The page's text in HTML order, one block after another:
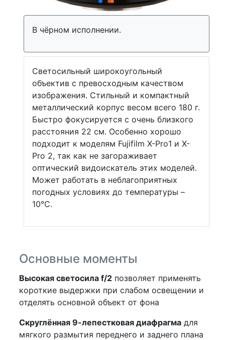
В чёрном исполнении.
Светосильный широкоугольный
объектив с превосходным качеством
изображения. Стильный и компактный
металлический корпус весом всего 180 г.
Быстро фокусируется с очень близкого
расстояния 22 см. Особенно хорошо
подходит к моделям Fujifilm X-Pro1 и X-
Pro 2, так как не загораживает
оптический видоискатель этих моделей.
Может работать в неблагоприятных
погодных условиях до температуры –
10°C.
Основные моменты
Высокая светосила f/2 позволяет применять
короткие выдержки при слабом освещении и
отделять основной объект от фона
Скруглённая 9-лепестковая диафрагма для
мягкого размытия переднего и заднего плана